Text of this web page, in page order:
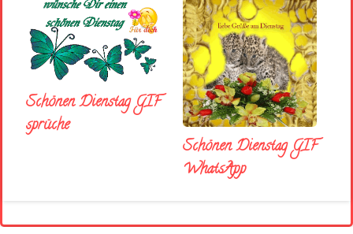
Schönen Dienstag GIF
sprüche
Schönen Dienstag GIF
WhatsApp